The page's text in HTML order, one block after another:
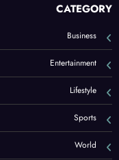
CATEGORY
Business
Entertainment
Lifestyle
Sports
World